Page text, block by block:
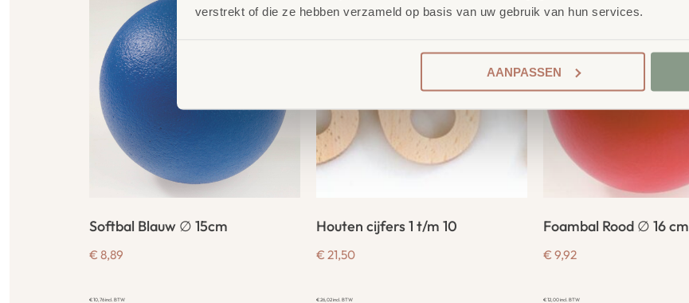
verstrekt of die ze hebben verzameld op basis van uw gebruik van hun services.
AANPASSEN
Softbal Blauw ∅ 15cm
€ 8,89
€10,76incl. BTW
Houten cijfers 1 t/m 10
€ 21,50
€26,02incl. BTW
Foambal Rood ∅ 16 cm
€ 9,92
€12,00incl. BTW